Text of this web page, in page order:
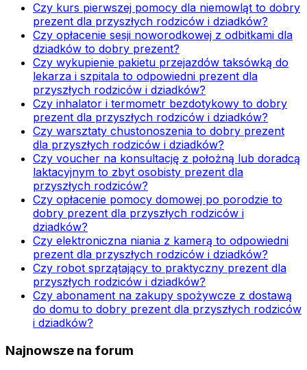
Czy kurs pierwszej pomocy dla niemowląt to dobry
prezent dla przyszłych rodziców i dziadków?
Czy opłacenie sesji noworodkowej z odbitkami dla
dziadków to dobry prezent?
Czy wykupienie pakietu przejazdów taksówką do
lekarza i szpitala to odpowiedni prezent dla
przyszłych rodziców i dziadków?
Czy inhalator i termometr bezdotykowy to dobry
prezent dla przyszłych rodziców i dziadków?
Czy warsztaty chustonoszenia to dobry prezent
dla przyszłych rodziców i dziadków?
Czy voucher na konsultację z położną lub doradcą
laktacyjnym to zbyt osobisty prezent dla
przyszłych rodziców?
Czy opłacenie pomocy domowej po porodzie to
dobry prezent dla przyszłych rodziców i
dziadków?
Czy elektroniczna niania z kamerą to odpowiedni
prezent dla przyszłych rodziców i dziadków?
Czy robot sprzątający to praktyczny prezent dla
przyszłych rodziców i dziadków?
Czy abonament na zakupy spożywcze z dostawą
do domu to dobry prezent dla przyszłych rodziców
i dziadków?
Najnowsze na forum